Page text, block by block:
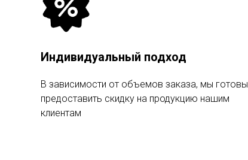
Индивидуальный подход
В зависимости от объемов заказа, мы готовы
предоставить скидку на продукцию нашим
клиентам